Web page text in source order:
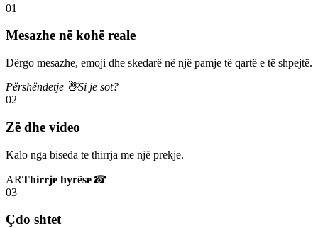
01
Mesazhe në kohë reale
Dërgo mesazhe, emoji dhe skedarë në një pamje të qartë e të shpejtë.
Përshëndetje 👋Si je sot?
02
Zë dhe video
Kalo nga biseda te thirrja me një prekje.
ARThirrje hyrëse☎
03
Çdo shtet